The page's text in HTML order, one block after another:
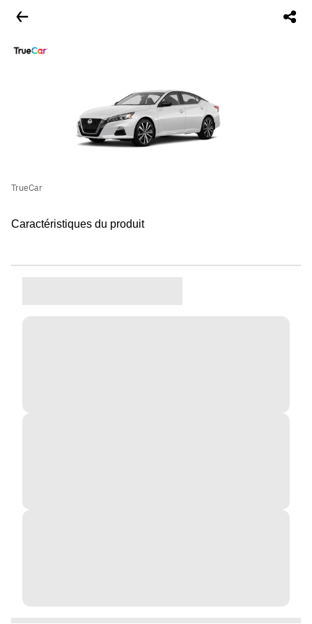
TrueCar
Caractéristiques du produit